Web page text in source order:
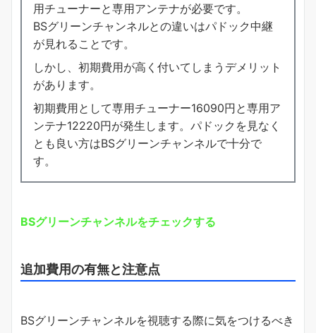
用チューナーと専用アンテナが必要です。
BSグリーンチャンネルとの違いはパドック中継
が見れることです。
しかし、初期費用が高く付いてしまうデメリット
があります。
初期費用として専用チューナー16090円と専用ア
ンテナ12220円が発生します。パドックを見なく
とも良い方はBSグリーンチャンネルで十分で
す。
BSグリーンチャンネルをチェックする
追加費用の有無と注意点
BSグリーンチャンネルを視聴する際に気をつけるべき